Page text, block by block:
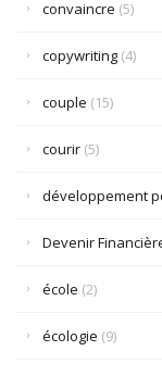
convaincre (5)
copywriting (4)
couple (15)
courir (5)
développement
Devenir
école (2)
écologie (9)